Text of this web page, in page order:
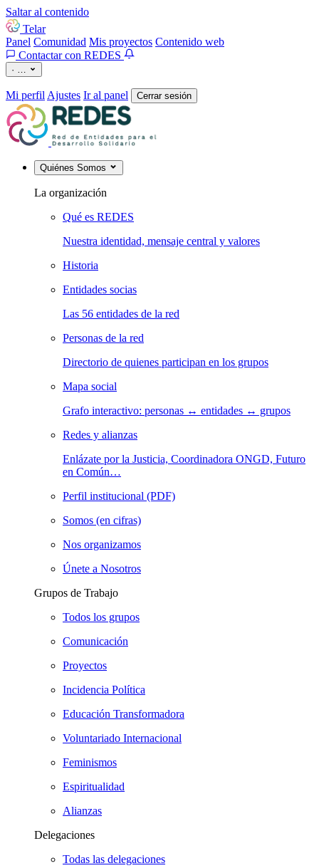
Saltar al contenido
Telar
Panel Comunidad Mis proyectos Contenido web
Contactar con REDES
· …
Mi perfil Ajustes Ir al panel Cerrar sesión
Quiénes Somos
La organización
Qué es REDES
Nuestra identidad, mensaje central y valores
Historia
Entidades socias
Las 56 entidades de la red
Personas de la red
Directorio de quienes participan en los grupos
Mapa social
Grafo interactivo: personas ↔ entidades ↔ grupos
Redes y alianzas
Enlázate por la Justicia, Coordinadora ONGD, Futuro
en Común…
Perfil institucional (PDF)
Somos (en cifras)
Nos organizamos
Únete a Nosotros
Grupos de Trabajo
Todos los grupos
Comunicación
Proyectos
Incidencia Política
Educación Transformadora
Voluntariado Internacional
Feminismos
Espiritualidad
Alianzas
Delegaciones
Todas las delegaciones